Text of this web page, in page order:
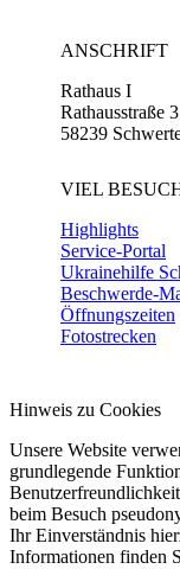
ANSCHRIFT
Rathaus I
Rathausstraße
58239
VIEL
Highlights
Service-Portal
Ukrainehilfe
Beschwerde-
Öffnungszeiten
Fotostrecken
Hinweis zu Cookies
Unsere Website
grundlegende
beim Besuch
Ihr Einverständnis
Informationen finden